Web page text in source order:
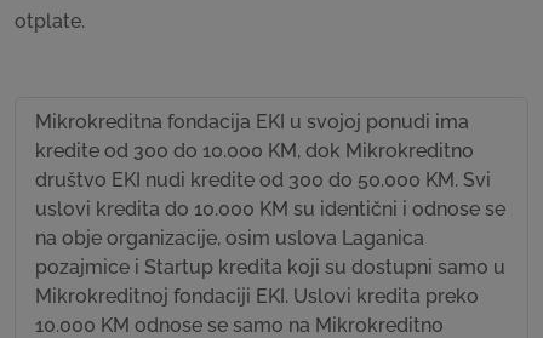
otplate.
Mikrokreditna fondacija EKI u svojoj ponudi ima
kredite od 300 do 10.000 KM, dok Mikrokreditno
društvo EKI nudi kredite od 300 do 50.000 KM. Svi
uslovi kredita do 10.000 KM su identični i odnose se
na obje organizacije, osim uslova Laganica
pozajmice i Startup kredita koji su dostupni samo u
Mikrokreditnoj fondaciji EKI. Uslovi kredita preko
10.000 KM odnose se samo na Mikrokreditno